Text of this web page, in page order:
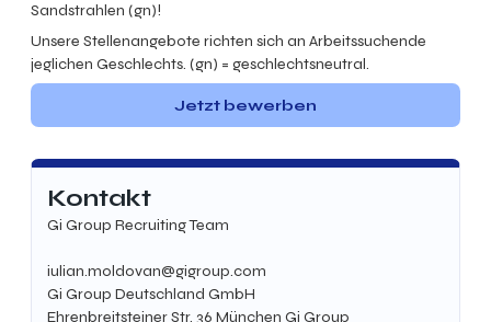
Sandstrahlen (gn)!
Unsere Stellenangebote richten sich an Arbeitssuchende
jeglichen Geschlechts. (gn) = geschlechtsneutral.
Jetzt bewerben
Kontakt
Gi Group Recruiting Team
iulian.moldovan@gigroup.com
Gi Group Deutschland GmbH
Ehrenbreitsteiner Str. 36 München Gi Group